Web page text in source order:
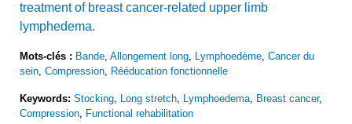
treatment of breast cancer-related upper limb
lymphedema.
Mots-clés : Bande Allongement long Lymphoedème Cancer du
sein Compression Rééducation fonctionnelle
Keywords: Stocking Long stretch Lymphoedema Breast cancer,
Compression
Functional rehabilitation